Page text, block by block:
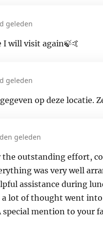
geleden
will visit again🍃🤙
geleden
op deze locatie.
geleden
outstanding effort,
was very well
assistance during
lot of thought went
special mention to